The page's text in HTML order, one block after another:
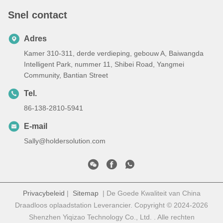
Snel contact
Adres
Kamer 310-311, derde verdieping, gebouw A, Baiwangda
Intelligent Park, nummer 11, Shibei Road, Yangmei
Community, Bantian Street
Tel.
86-138-2810-5941
E-mail
Sally@holdersolution.com
Privacybeleid | Sitemap| De Goede Kwaliteit van China
Draadloos oplaadstation Leverancier. Copyright © 2024-2026
Shenzhen Yiqizao Technology Co., Ltd. . Alle rechten